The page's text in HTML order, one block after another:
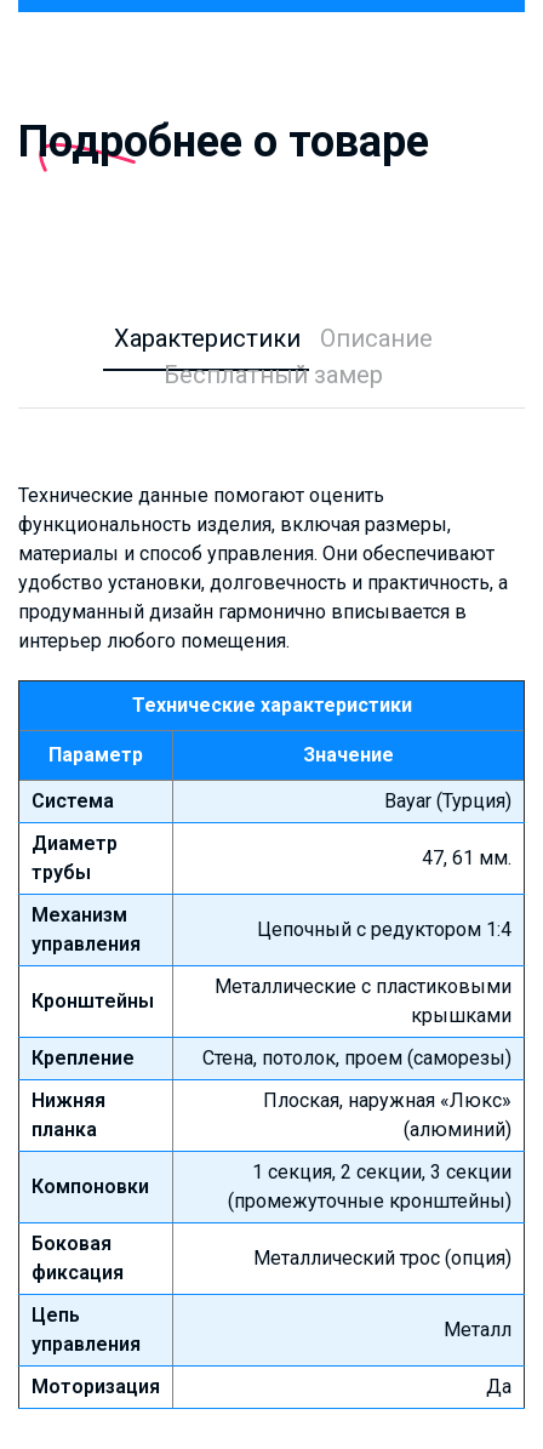
Подробнее о товаре
Характеристики
Описание
Бесплатный замер
Технические данные помогают оценить
функциональность изделия, включая размеры,
материалы и способ управления. Они обеспечивают
удобство установки, долговечность и практичность, а
продуманный дизайн гармонично вписывается в
интерьер любого помещения.
Технические характеристики
Параметр
Значение
Система
Bayar (Турция)
Диаметр
трубы
47, 61 мм.
Механизм
управления
Цепочный с редуктором 1:4
Кронштейны
Металлические с пластиковыми
крышками
Крепление
Стена, потолок, проем (саморезы)
Нижняя
планка
Плоская, наружная «Люкс»
(алюминий)
Компоновки
1 секция, 2 секции, 3 секции
(промежуточные кронштейны)
Боковая
фиксация
Металлический трос (опция)
Цепь
управления
Металл
Моторизация Да